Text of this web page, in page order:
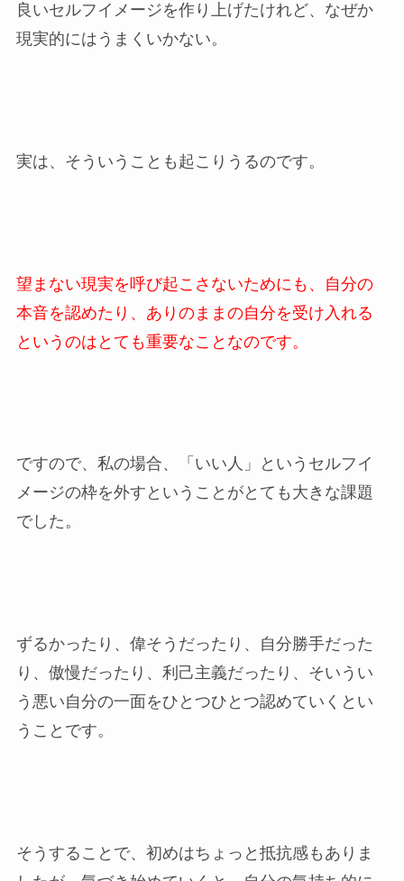
良いセルフイメージを作り上げたけれど、なぜか
現実的にはうまくいかない。
実は、そういうことも起こりうるのです。
望まない現実を呼び起こさないためにも、自分の
本音を認めたり、ありのままの自分を受け入れる
というのはとても重要なことなのです。
ですので、私の場合、「いい人」というセルフイ
メージの枠を外すということがとても大きな課題
でした。
ずるかったり、偉そうだったり、自分勝手だった
り、傲慢だったり、利己主義だったり、そいうい
う悪い自分の一面をひとつひとつ認めていくとい
うことです。
そうすることで、初めはちょっと抵抗感もありま